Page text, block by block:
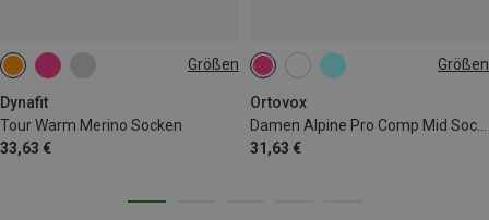
Größen
Dynafit
Tour Warm Merino Socken
33,63 €
39|40|41|42 Größen
Ortovox
31,63 €
35|36|37|38